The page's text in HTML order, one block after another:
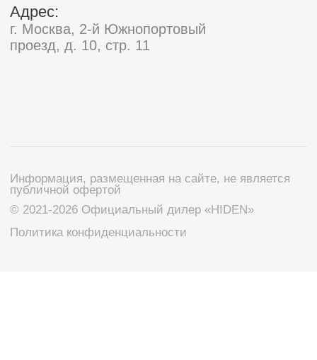
Мы используем файлы cookie и сервисы веб-
аналитики, включая Яндекс.Метрику, для
анализа посещаемости сайта и улучшения его
работы. Продолжая использовать сайт, вы
соглашаетесь с использованием cookie в
Политикой обработки
Принять